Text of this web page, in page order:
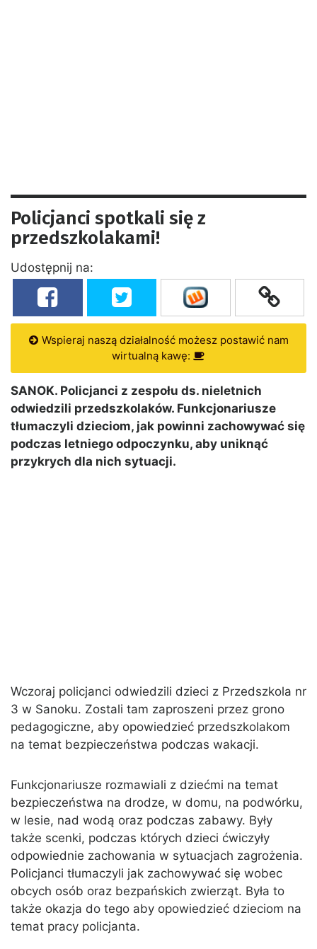
Policjanci spotkali się z
przedszkolakami!
Udostępnij na:
Wspieraj naszą działalność możesz postawić nam
wirtualną kawę:
SANOK. Policjanci z zespołu ds. nieletnich
odwiedzili przedszkolaków. Funkcjonariusze
tłumaczyli dzieciom, jak powinni zachowywać się
podczas letniego odpoczynku, aby uniknąć
przykrych dla nich sytuacji.
Wczoraj policjanci odwiedzili dzieci z Przedszkola nr
3 w Sanoku. Zostali tam zaproszeni przez grono
pedagogiczne, aby opowiedzieć przedszkolakom
na temat bezpieczeństwa podczas wakacji.
Funkcjonariusze rozmawiali z dziećmi na temat
bezpieczeństwa na drodze, w domu, na podwórku,
w lesie, nad wodą oraz podczas zabawy. Były
także scenki, podczas których dzieci ćwiczyły
odpowiednie zachowania w sytuacjach zagrożenia.
Policjanci tłumaczyli jak zachowywać się wobec
obcych osób oraz bezpańskich zwierząt. Była to
także okazja do tego aby opowiedzieć dzieciom na
temat pracy policjanta.